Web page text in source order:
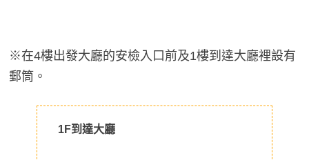
※在4樓出發大廳的安檢入口前及1樓到達大廳裡設有
郵筒。
1F到達大廳